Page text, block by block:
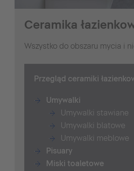
Ceramika
Wszystko do obszaru mycia i
Przegląd ceramiki
Umywalki
Umywalki stawiane
Umywalki blatowe
Umywalki meblowe
Pisuary
Miski toaletowe